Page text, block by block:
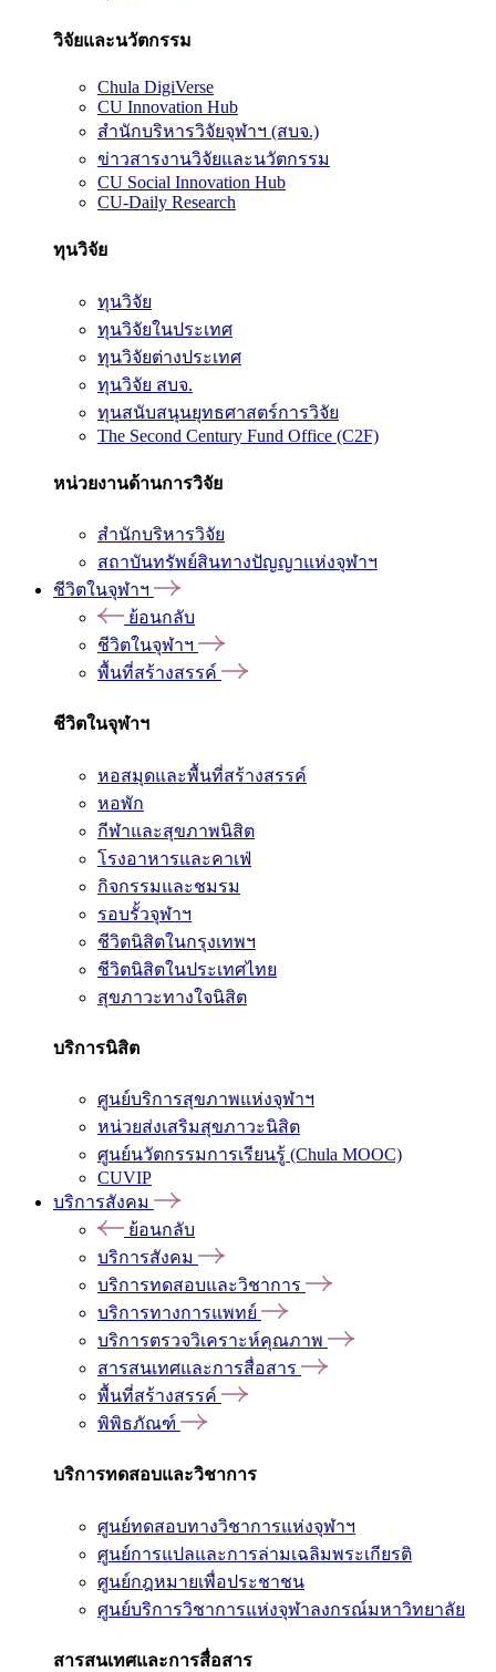
วิจัยและนวัตกรรม
Chula DigiVerse
CU Innovation Hub
สำนักบริหารวิจัยจุฬาฯ (สบจ.)
ข่าวสารงานวิจัยและนวัตกรรม
CU Social Innovation Hub
CU-Daily Research
ทุนวิจัย
ทุนวิจัย
ทุนวิจัยในประเทศ
ทุนวิจัยต่างประเทศ
ทุนวิจัย สบจ.
ทุนสนับสนุนยุทธศาสตร์การวิจัย
The Second Century Fund Office (C2F)
หน่วยงานด้านการวิจัย
สำนักบริหารวิจัย
สถาบันทรัพย์สินทางปัญญาแห่งจุฬาฯ
ชีวิตในจุฬาฯ
ย้อนกลับ
ชีวิตในจุฬาฯ
พื้นที่สร้างสรรค์
ชีวิตในจุฬาฯ
หอสมุดและพื้นที่สร้างสรรค์
หอพัก
กีฬาและสุขภาพนิสิต
โรงอาหารและคาเฟ่
กิจกรรมและชมรม
รอบรั้วจุฬาฯ
ชีวิตนิสิตในกรุงเทพฯ
ชีวิตนิสิตในประเทศไทย
สุขภาวะทางใจนิสิต
บริการนิสิต
ศูนย์บริการสุขภาพแห่งจุฬาฯ
หน่วยส่งเสริมสุขภาวะนิสิต
ศูนย์นวัตกรรมการเรียนรู้ (Chula MOOC)
CUVIP
บริการสังคม
ย้อนกลับ
บริการสังคม
บริการทดสอบและวิชาการ
บริการทางการแพทย์
บริการตรวจวิเคราะห์คุณภาพ
สารสนเทศและการสื่อสาร
พื้นที่สร้างสรรค์
พิพิธภัณฑ์
บริการทดสอบและวิชาการ
ศูนย์ทดสอบทางวิชาการแห่งจุฬาฯ
ศูนย์การแปลและการล่ามเฉลิมพระเกียรติ
ศูนย์กฎหมายเพื่อประชาชน
ศูนย์บริการวิชาการแห่งจุฬาลงกรณ์มหาวิทยาลัย
สารสนเทศและการสื่อสาร